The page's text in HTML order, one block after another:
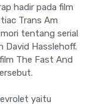
hadir pada film
Trans Am
tentang serial
David Hasslehoff.
The Fast And
yaitu